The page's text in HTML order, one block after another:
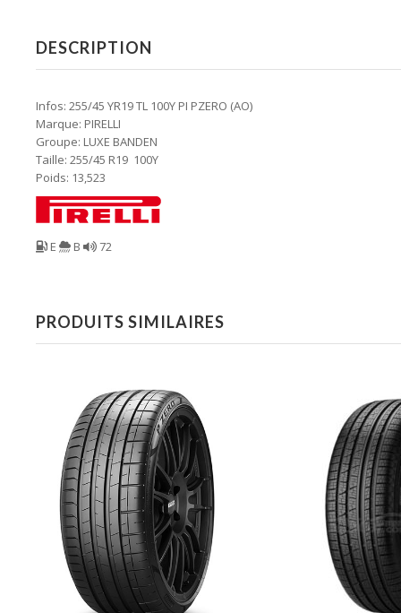
DESCRIPTION
Infos: 255/45 YR19 TL 100Y PI PZERO (AO)
Marque: PIRELLI
Groupe: LUXE BANDEN
Taille: 255/45 R19 100Y
Poids: 13,523
E B 72
PRODUITS SIMILAIRES